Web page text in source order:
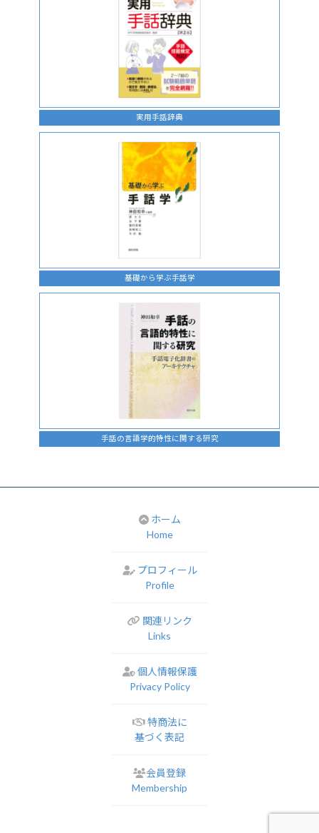
実用手話辞典
基礎から学ぶ手話学
手話の言語学的特性に関する研究
ホーム
Home
プロフィール
Profile
関連リンク
Links
個人情報保護
Privacy Policy
特商法に
基づく表記
会員登録
Membership